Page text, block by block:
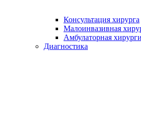
Консультация хирурга
Малоинвазивная
Амбулаторная
Диагностика